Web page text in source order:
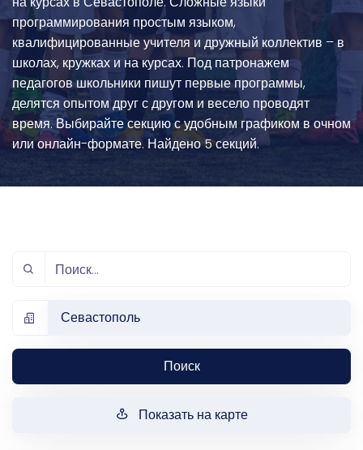
программирования простым языком,
квалифицированные учителя и дружный коллектив – в
школах, кружках и на курсах. Под патронажем
педагогов школьники пишут первые программы,
делятся опытом друг с другом и весело проводят
время. Выбирайте секцию с удобным графиком в очном
или онлайн-формате. Найдено 5 секций.
Севастополь
Поиск
Показать на карте